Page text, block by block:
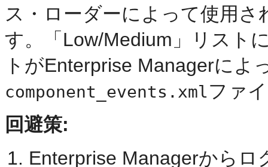
ス・ローダーによって使用
す。「Low/Medium」リスト
トがEnterprise Managerに
component_events.xmlファ
回避策:
Enterprise Managerからロ